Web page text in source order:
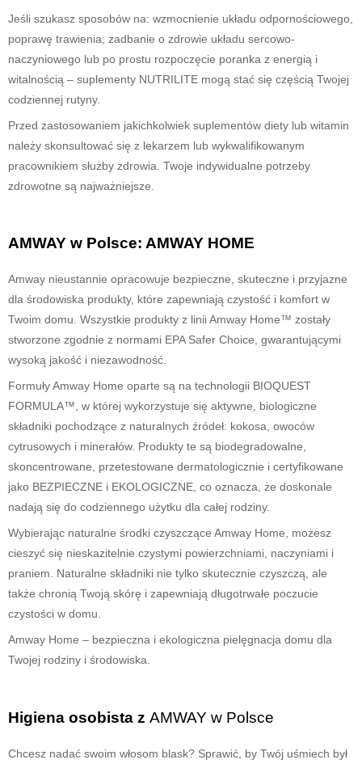
Jeśli szukasz sposobów na: wzmocnienie układu odpornościowego,
poprawę trawienia, zadbanie o zdrowie układu sercowo-
naczyniowego lub po prostu rozpoczęcie poranka z energią i
witalnością – suplementy NUTRILITE mogą stać się częścią Twojej
codziennej rutyny.
Przed zastosowaniem jakichkolwiek suplementów diety lub witamin
należy skonsultować się z lekarzem lub wykwalifikowanym
pracownikiem służby zdrowia. Twoje indywidualne potrzeby
zdrowotne są najważniejsze.
AMWAY w Polsce: AMWAY HOME
Amway nieustannie opracowuje bezpieczne, skuteczne i przyjazne
dla środowiska produkty, które zapewniają czystość i komfort w
Twoim domu. Wszystkie produkty z linii Amway Home™ zostały
stworzone zgodnie z normami EPA Safer Choice, gwarantującymi
wysoką jakość i niezawodność.
Formuły Amway Home oparte są na technologii BIOQUEST
FORMULA™, w której wykorzystuje się aktywne, biologiczne
składniki pochodzące z naturalnych źródeł: kokosa, owoców
cytrusowych i minerałów. Produkty te są biodegradowalne,
skoncentrowane, przetestowane dermatologicznie i certyfikowane
jako BEZPIECZNE i EKOLOGICZNE, co oznacza, że doskonale
nadają się do codziennego użytku dla całej rodziny.
Wybierając naturalne środki czyszczące Amway Home, możesz
cieszyć się nieskazitelnie czystymi powierzchniami, naczyniami i
praniem. Naturalne składniki nie tylko skutecznie czyszczą, ale
także chronią Twoją skórę i zapewniają długotrwałe poczucie
czystości w domu.
Amway Home – bezpieczna i ekologiczna pielęgnacja domu dla
Twojej rodziny i środowiska.
Higiena osobista z AMWAY w Polsce
Chcesz nadać swoim włosom blask? Sprawić, by Twój uśmiech był